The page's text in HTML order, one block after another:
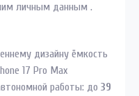
личным данным .
дизайну ёмкость
17 Pro Max
работы: до 39